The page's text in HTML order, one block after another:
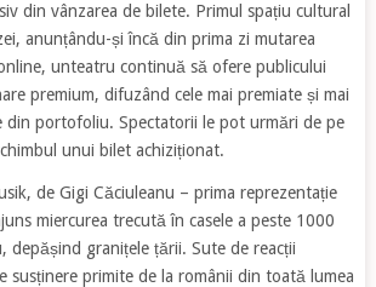
din vânzarea de bilete. Primul spațiu cultural
anunțându-și încă din prima zi mutarea
unteatru continuă să ofere publicului
premium, difuzând cele mai premiate și mai
din portofoliu. Spectatorii le pot urmări de pe
unui bilet achiziționat.
de Gigi Căciuleanu – prima reprezentație
miercurea trecută în casele a peste 1000
depășind granițele țării. Sute de reacții
susținere primite de la românii din toată lumea